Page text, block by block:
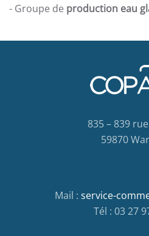
- Groupe de production eau
835 – 839
59870
Mail : service-
Tél : 03 27